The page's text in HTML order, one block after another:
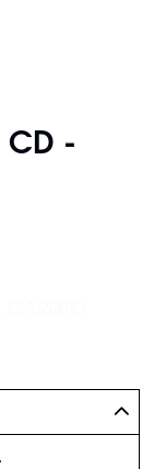
-